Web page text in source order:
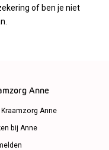
of ben je niet
Anne
Kraamzorg Anne
bij Anne